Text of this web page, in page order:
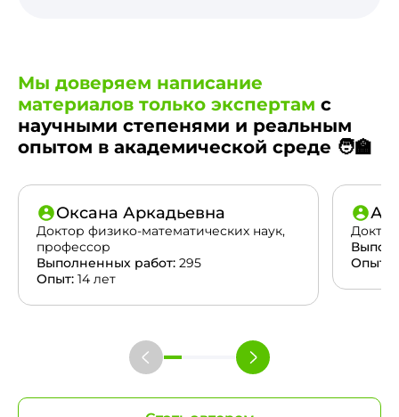
Мы доверяем написание
материалов только экспертам с
научными степенями и реальным
опытом в академической среде 🧑‍🏫
Оксана Аркадьевна
Доктор физико-математических наук,
профессор
Выполненных работ: 295
Опыт: 14 лет
Опыт: